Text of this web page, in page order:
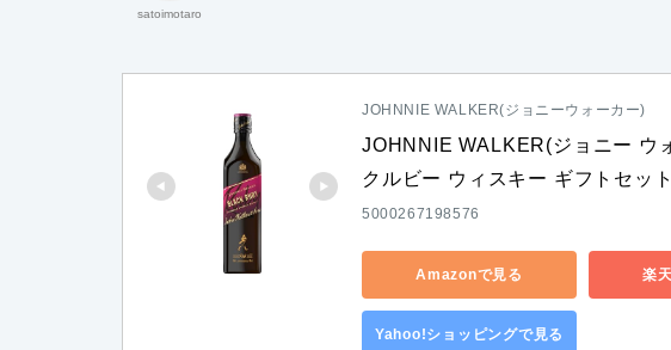
satoimotaro
JOHNNIE WALKER(ジョニーウォーカー)
JOHNNIE WALKER(ジョニー ウ
クルビー ウィスキー ギフトセット
5000267198576
Amazonで見る 楽
Yahoo!ショッピングで見る